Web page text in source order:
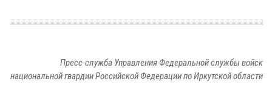
Пресс-служба Управления Федеральной службы войск
национальной гвардии Российской Федерации по Иркутской области